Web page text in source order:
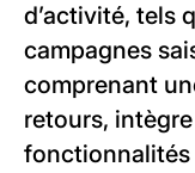
d’activité, tels
campagnes
comprenant
retours,
fonctionnalités